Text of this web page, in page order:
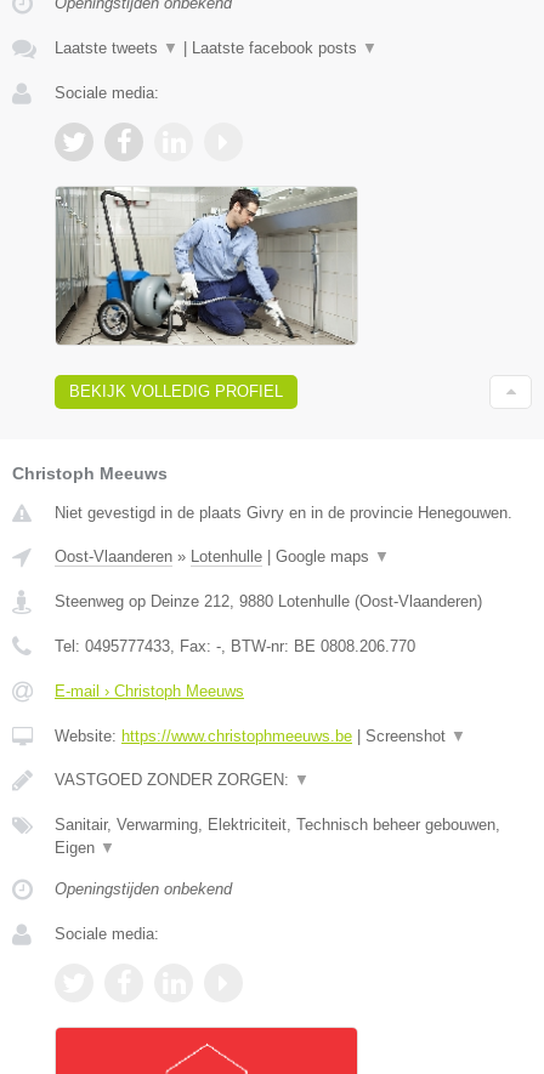
Laatste tweets ▼ | Laatste facebook posts ▼
Sociale media:
BEKIJK VOLLEDIG PROFIEL
Christoph Meeuws
Niet gevestigd in de plaats Givry en in de provincie Henegouwen.
Oost-Vlaanderen » Lotenhulle | Google maps ▼
Steenweg op Deinze 212 9880 Lotenhulle (Oost-Vlaanderen)
Tel: 0495777433 , Fax: - , BTW-nr: BE 0808.206.770
E-mail › Christoph Meeuws
Website: https://www.christophmeeuws.be | Screenshot ▼
VASTGOED ZONDER ZORGEN: ▼
Sanitair, Verwarming, Elektriciteit, Technisch beheer gebouwen,
Eigen ▼
Openingstijden onbekend
Sociale media: